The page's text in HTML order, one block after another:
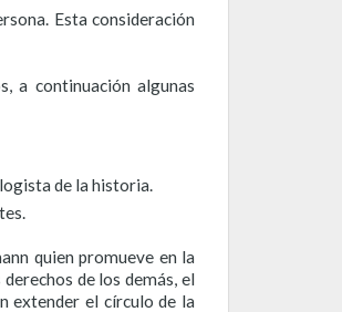
Esta consideración
a continuación algunas
de la historia.
quien promueve en la
de los demás, el
extender el círculo de la